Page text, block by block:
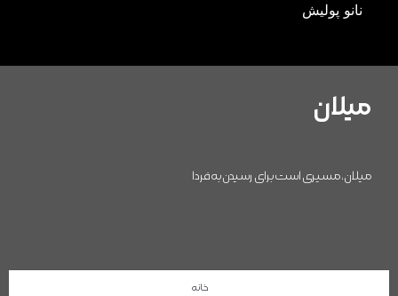
نانو پولیش
میلان
میلان، مسیری است برای رسیدن به فردا
خانه